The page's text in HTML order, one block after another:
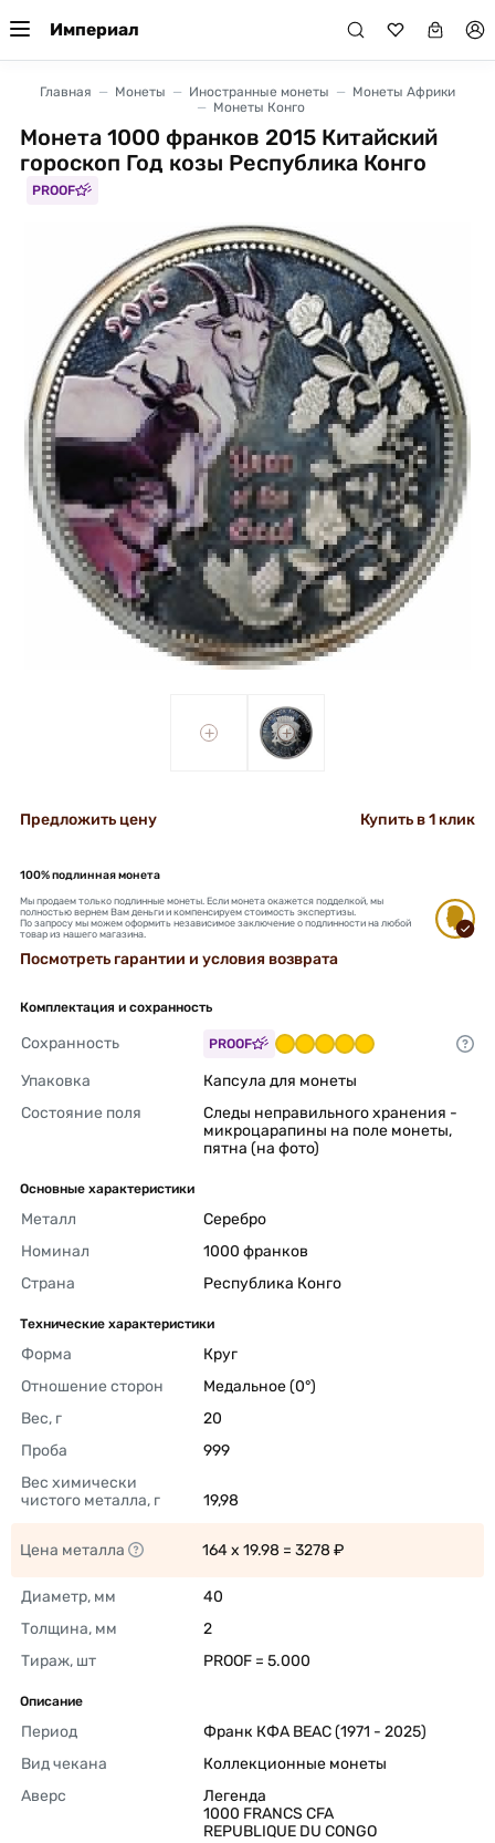
Империал
Главная Монеты Иностранные монеты
Монеты Африки
Монеты Конго
Монета 1000 франков 2015 Китайский
гороскоп Год козы Республика Конго
PROOF
+ +
Предложить цену Купить в 1 клик
100% подлинная монета
Мы продаем только подлинные монеты. Если монета окажется подделкой, мы
полностью вернем Вам деньги и компенсируем стоимость экспертизы.
По запросу мы можем оформить независимое заключение о подлинности на любой
товар из нашего магазина.
Посмотреть гарантии и условия возврата
Комплектация и сохранность
Сохранность PROOF
Упаковка
Капсула для монеты
Состояние поля
Следы неправильного хранения -
микроцарапины на поле монеты,
пятна (на фото)
Основные характеристики
Металл
Серебро
Номинал
1000 франков
Страна
Республика Конго
Технические характеристики
Форма
Круг
Отношение сторон
Медальное (0°)
Вес, г
20
Проба
999
Вес химически
чистого металла, г
19,98
Цена металла 164 x 19.98 = 3278 ₽
Диаметр, мм
40
Толщина, мм
2
Тираж, шт
PROOF = 5.000
Описание
Период
Франк КФА BEAC (1971 - 2025)
Вид чекана
Коллекционные монеты
Аверс
Легенда
1000 FRANCS CFA
REPUBLIQUE DU CONGO